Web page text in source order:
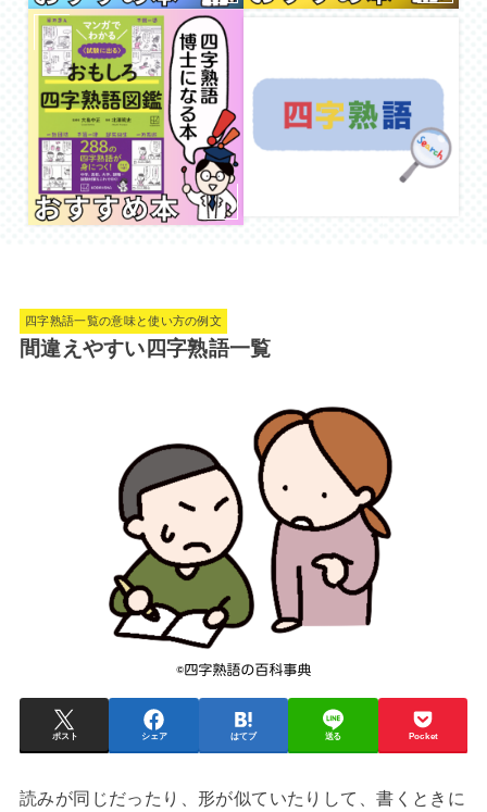
四字熟語一覧の意味と使い方の例文
間違えやすい四字熟語一覧
ポスト シェア はてブ 送る Pocket
読みが同じだったり、形が似ていたりして、書くときに